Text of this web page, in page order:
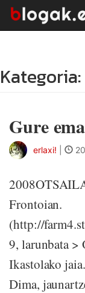
Kategoria:
Gure
erlaxi!
Frontoian.
(http://
9, larunbata
Ikastolako
Dima,